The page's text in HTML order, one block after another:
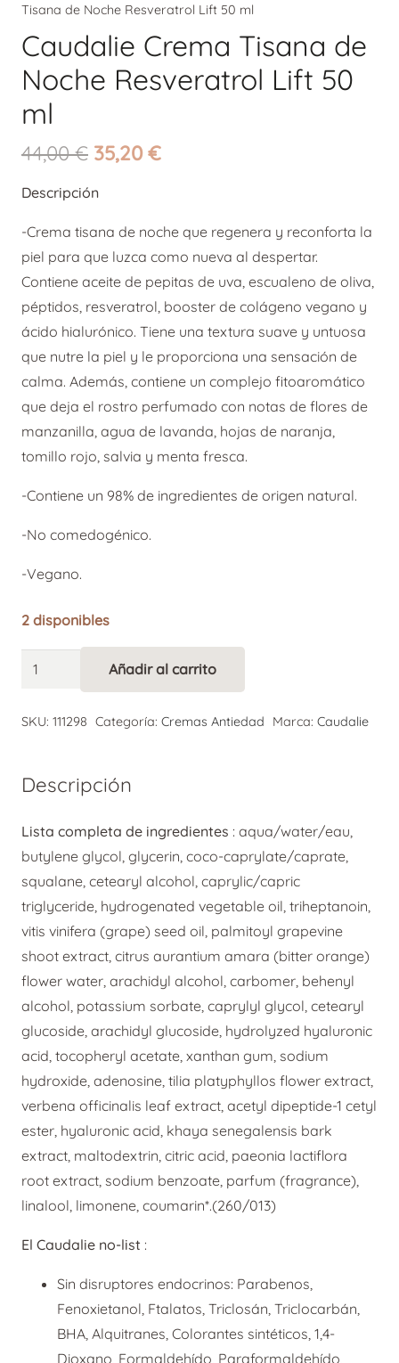
Tisana de Noche Resveratrol Lift 50 ml
Caudalie Crema Tisana de
Noche Resveratrol Lift 50
ml
44,00€ El
original
era:
44,00 €.
35,20€El
es:
35,20 €.
Descripción
-Crema tisana de noche que regenera y reconforta la
piel para que luzca como nueva al despertar.
Contiene aceite de pepitas de uva, escualeno de oliva,
péptidos, resveratrol, booster de colágeno vegano y
ácido hialurónico. Tiene una textura suave y untuosa
que nutre la piel y le proporciona una sensación de
calma. Además, contiene un complejo fitoaromático
que deja el rostro perfumado con notas de flores de
manzanilla, agua de lavanda, hojas de naranja,
tomillo rojo, salvia y menta fresca.
-Contiene un 98% de ingredientes de origen natural.
-No comedogénico.
-Vegano.
2 disponibles
Caudalie
Resveratrol
50
ml
cantidad
Añadir al carrito
SKU: 111298 Categoría: Cremas Antiedad Marca: Caudalie
Descripción
Lista completa de ingredientes : aqua/water/eau,
butylene glycol, glycerin, coco-caprylate/caprate,
squalane, cetearyl alcohol, caprylic/capric
triglyceride, hydrogenated vegetable oil, triheptanoin,
vitis vinifera (grape) seed oil, palmitoyl grapevine
shoot extract, citrus aurantium amara (bitter orange)
flower water, arachidyl alcohol, carbomer, behenyl
alcohol, potassium sorbate, caprylyl glycol, cetearyl
glucoside, arachidyl glucoside, hydrolyzed hyaluronic
acid, tocopheryl acetate, xanthan gum, sodium
hydroxide, adenosine, tilia platyphyllos flower extract,
verbena officinalis leaf extract, acetyl dipeptide-1 cetyl
ester, hyaluronic acid, khaya senegalensis bark
extract, maltodextrin, citric acid, paeonia lactiflora
root extract, sodium benzoate, parfum (fragrance),
linalool, limonene, coumarin*.(260/013)
El Caudalie no-list :
Sin disruptores endocrinos: Parabenos,
Fenoxietanol, Ftalatos, Triclosán, Triclocarbán,
BHA, Alquitranes, Colorantes sintéticos, 1,4-
Dioxano, Formaldehído, Paraformaldehído,